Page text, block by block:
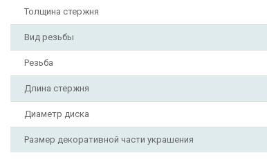
Толщина стержня
Вид резьбы
Резьба
Длина стержня
Диаметр диска
Размер декоративной части украшения